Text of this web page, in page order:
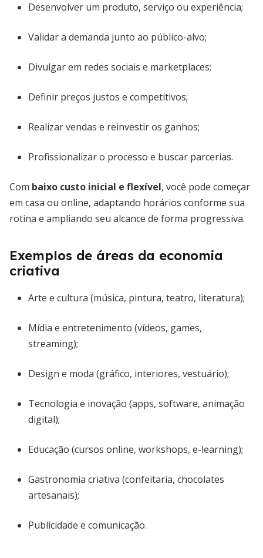
Desenvolver um produto, serviço ou experiência;
Validar a demanda junto ao público-alvo;
Divulgar em redes sociais e marketplaces;
Definir preços justos e competitivos;
Realizar vendas e reinvestir os ganhos;
Profissionalizar o processo e buscar parcerias.
Com baixo custo inicial e flexível, você pode começar
em casa ou online, adaptando horários conforme sua
rotina e ampliando seu alcance de forma progressiva.
Exemplos de áreas da economia
criativa
Arte e cultura (música, pintura, teatro, literatura);
Mídia e entretenimento (vídeos, games,
streaming);
Design e moda (gráfico, interiores, vestuário);
Tecnologia e inovação (apps, software, animação
digital);
Educação (cursos online, workshops, e-learning);
Gastronomia criativa (confeitaria, chocolates
artesanais);
Publicidade e comunicação.